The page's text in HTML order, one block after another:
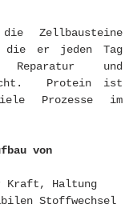
Zellbausteine
die er jeden Tag
und
Protein ist
Prozesse im
von
Haltung
Stoffwechsel